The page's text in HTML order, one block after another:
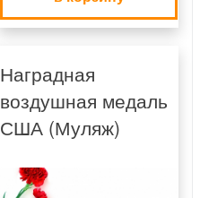
Наградная
воздушная медаль
США (Муляж)